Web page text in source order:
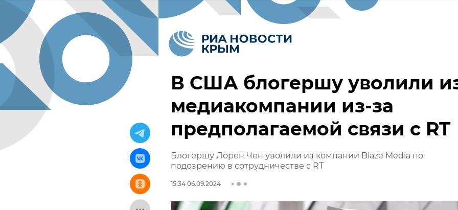
В США блогершу уволили
медиакомпании из-за
предполагаемой связи с RT
Блогершу Лорен Чен уволили из компании Blaze Media по
подозрению в сотрудничестве с RT
15:34 06.09.2024